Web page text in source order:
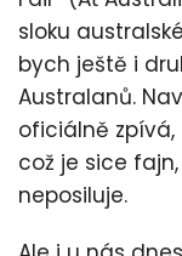
sloku
bych ještě i
Australanů.
oficiálně
což je sice
neposiluje.